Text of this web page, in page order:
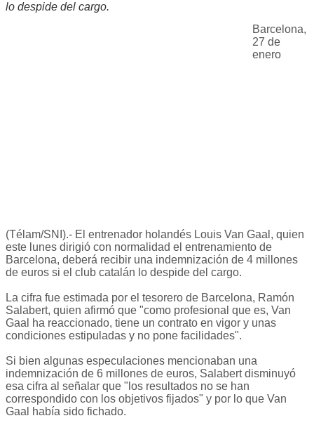
lo despide del cargo.
Barcelona,
27 de
enero
(Télam/SNI).- El entrenador holandés Louis Van Gaal, quien
este lunes dirigió con normalidad el entrenamiento de
Barcelona, deberá recibir una indemnización de 4 millones
de euros si el club catalán lo despide del cargo.
La cifra fue estimada por el tesorero de Barcelona, Ramón
Salabert, quien afirmó que "como profesional que es, Van
Gaal ha reaccionado, tiene un contrato en vigor y unas
condiciones estipuladas y no pone facilidades".
Si bien algunas especulaciones mencionaban una
indemnización de 6 millones de euros, Salabert disminuyó
esa cifra al señalar que "los resultados no se han
correspondido con los objetivos fijados" y por lo que Van
Gaal había sido fichado.